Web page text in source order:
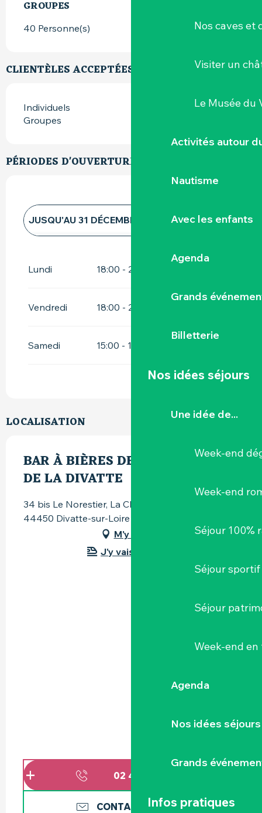
Nos caves et
Visiter un
Le Musée du
Activités autour
Nautisme
Avec les enfants
Agenda
Grands
Billetterie
Nos idées séjours
Une idée de...
Week-end
Week-end
Séjour 100%
Séjour sportif
Séjour
Week-end
Agenda
Nos idées séjours
Grands
Infos pratiques
GROUPES
GROUPES
40 Personne(s)
CLIENTÈLES ACCEPTÉES
Individuels
Groupes
PÉRIODES D'OUVERTURE
JUSQU'AU 31 DÉCEMBRE 2026
Lundi
18:00 - 20:00
Vendredi 18:00 - 21:00
Samedi 15:00 - 19:00
LOCALISATION
BAR À BIÈRES DE LA BRASSERIE
DE LA DIVATTE
34 bis Le Norestier, La Chapelle Basse Mer,
44450 Divatte-sur-Loire
M'y rendre
J'y vais en train !
02 40 33 38
CONTACTEZ-NOUS